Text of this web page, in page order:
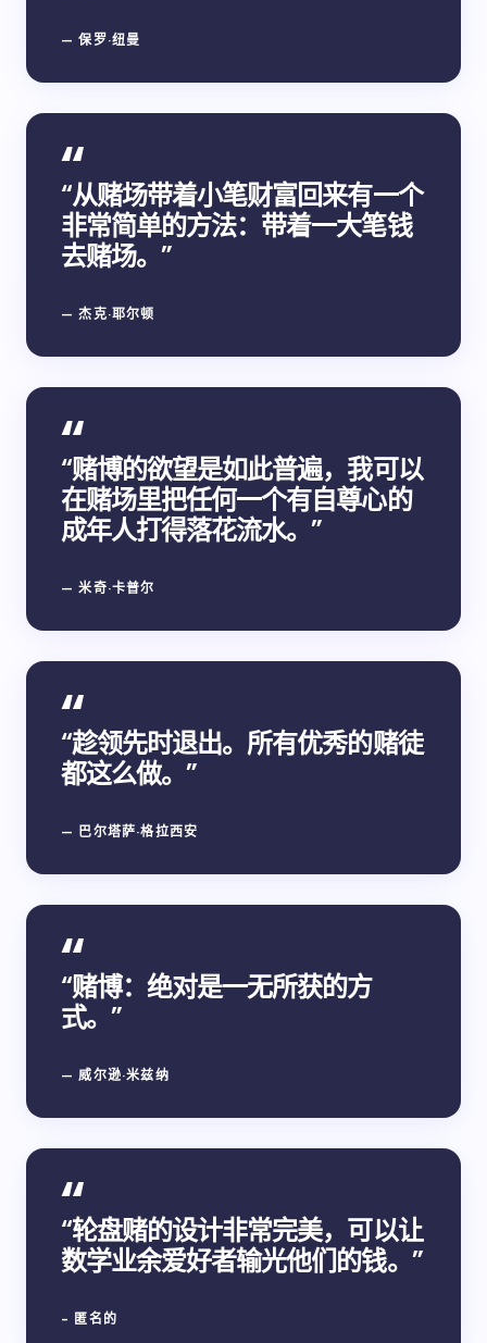
— 保罗·纽曼
“从赌场带着小笔财富回来有一个
非常简单的方法：带着一大笔钱
去赌场。”
— 杰克·耶尔顿
“赌博的欲望是如此普遍，我可以
在赌场里把任何一个有自尊心的
成年人打得落花流水。”
— 米奇·卡普尔
“趁领先时退出。所有优秀的赌徒
都这么做。”
— 巴尔塔萨·格拉西安
“赌博：绝对是一无所获的方
式。”
— 威尔逊·米兹纳
“轮盘赌的设计非常完美，可以让
数学业余爱好者输光他们的钱。”
- 匿名的